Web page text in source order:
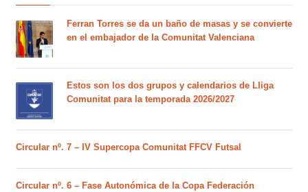
Ferran Torres se da un baño de masas y se convierte
en el embajador de la Comunitat Valenciana
Estos son los dos grupos y calendarios de Lliga
Comunitat para la temporada 2026/2027
Circular nº. 7 – IV Supercopa Comunitat FFCV Futsal
Circular nº. 6 – Fase Autonómica de la Copa Federación